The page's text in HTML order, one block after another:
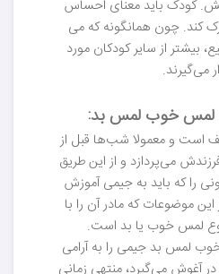
کودک باید معنای احساس
کند. چون همانگونه که می
بیشتر از سایر کودکان مورد
می‌گیرند.
لمس خوب لمس بد:
است و معمولا شب‌ها قبل از
می‌پردازد و از این طریق
را که باید به جیمی آموزش
موضوعات که مادر آن را با
لمس خوب یا بد است.
لمس بد جیمی را به آرامی